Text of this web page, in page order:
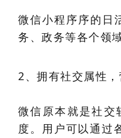
微信小程序序的日
务、政务等各个领域
2、拥有社交属性
微信原本就是社交
度。用户可以通过